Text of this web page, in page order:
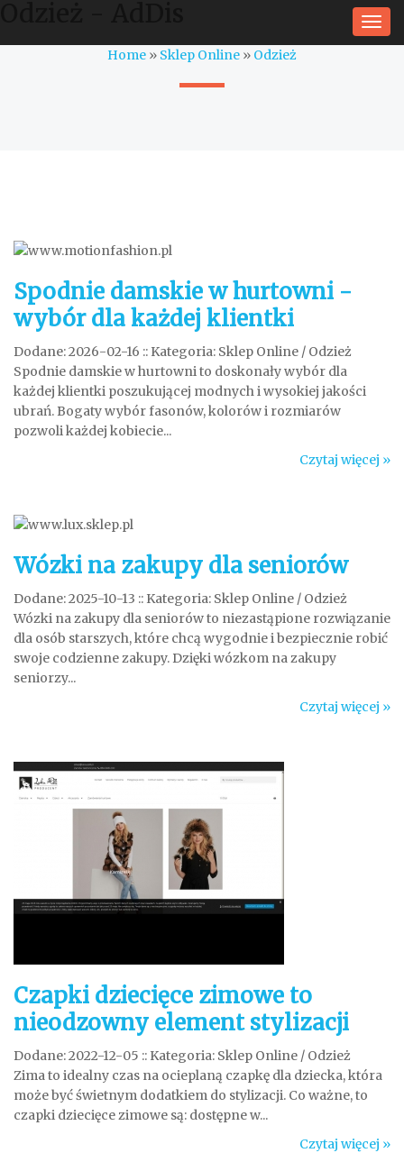
Home » Sklep Online » Odzież
Spodnie damskie w hurtowni -
wybór dla każdej klientki
Dodane: 2026-02-16 :: Kategoria: Sklep Online / Odzież
Spodnie damskie w hurtowni to doskonały wybór dla
każdej klientki poszukującej modnych i wysokiej jakości
ubrań. Bogaty wybór fasonów, kolorów i rozmiarów
pozwoli każdej kobiecie...
Czytaj więcej »
Wózki na zakupy dla seniorów
Dodane: 2025-10-13 :: Kategoria: Sklep Online / Odzież
Wózki na zakupy dla seniorów to niezastąpione rozwiązanie
dla osób starszych, które chcą wygodnie i bezpiecznie robić
swoje codzienne zakupy. Dzięki wózkom na zakupy
seniorzy...
Czytaj więcej »
Czapki dziecięce zimowe to
nieodzowny element stylizacji
Dodane: 2022-12-05 :: Kategoria: Sklep Online / Odzież
Zima to idealny czas na ocieplaną czapkę dla dziecka, która
może być świetnym dodatkiem do stylizacji. Co ważne, to
czapki dziecięce zimowe są: dostępne w...
Czytaj więcej »